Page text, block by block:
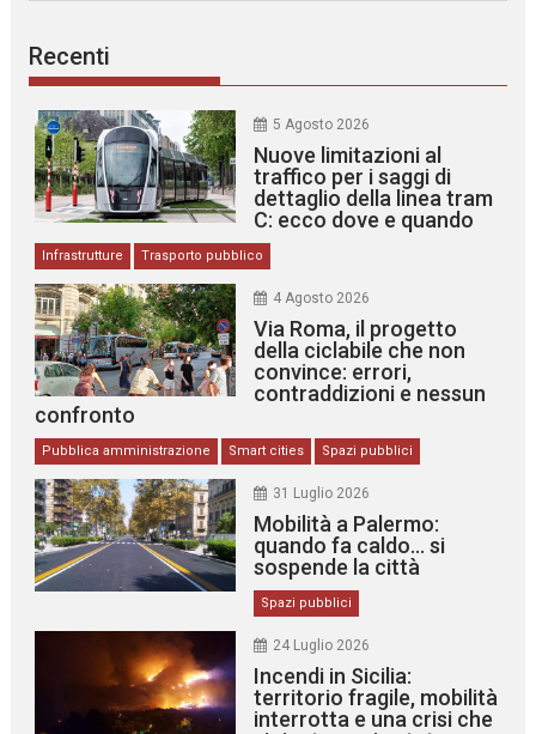
Recenti
5 Agosto 2026
Nuove limitazioni al
traffico per i saggi di
dettaglio della linea tram
C: ecco dove e quando
Infrastrutture Trasporto pubblico
4 Agosto 2026
Via Roma, il progetto
della ciclabile che non
convince: errori,
contraddizioni e nessun
confronto
Pubblica amministrazione Smart cities Spazi pubblici
31 Luglio 2026
Mobilità a Palermo:
quando fa caldo… si
sospende la città
Spazi pubblici
24 Luglio 2026
Incendi in Sicilia:
territorio fragile, mobilità
interrotta e una crisi che